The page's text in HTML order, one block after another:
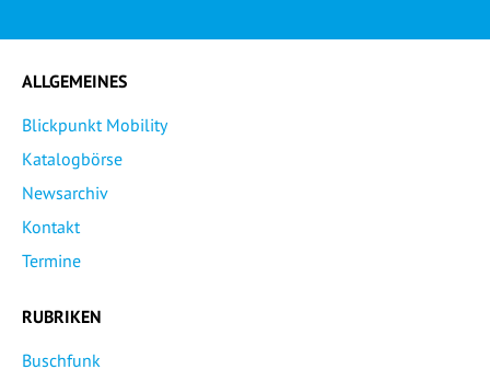
ALLGEMEINES
Blickpunkt Mobility
Katalogbörse
Newsarchiv
Kontakt
Termine
RUBRIKEN
Buschfunk